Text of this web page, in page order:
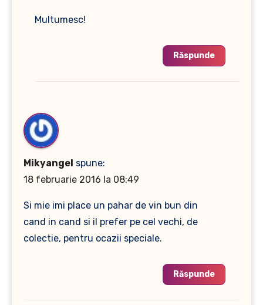
Multumesc!
Răspunde
Mikyangel spune:
18 februarie 2016 la 08:49
Si mie imi place un pahar de vin bun din
cand in cand si il prefer pe cel vechi, de
colectie, pentru ocazii speciale.
Răspunde